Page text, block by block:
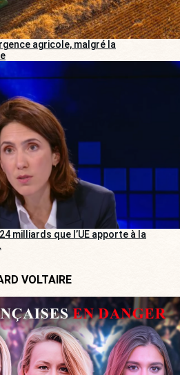
agricole, malgré la
milliards que l’UE apporte à la
VOLTAIRE